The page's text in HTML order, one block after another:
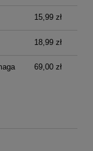
15,99 zł
18,99 zł
69,00 zł